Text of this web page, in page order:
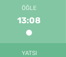
ÖĞLE
13:08
YATSI